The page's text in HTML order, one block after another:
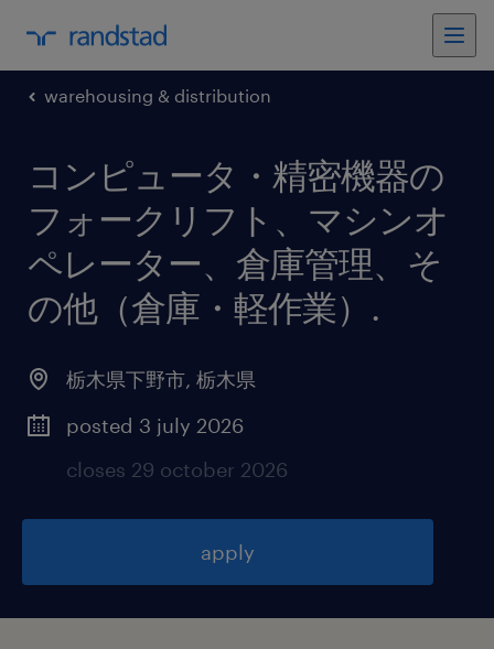
warehousing & distribution
コンピュータ・精密機器の
フォークリフト、マシンオ
ペレーター、倉庫管理、そ
の他（倉庫・軽作業） .
栃木県下野市, 栃木県
posted 3 july 2026
closes 29 october 2026
apply